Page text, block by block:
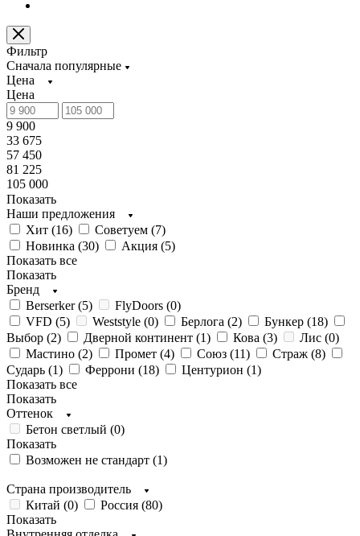
Фильтр
Сначала популярные
Цена
Цена
9 900
33 675
57 450
81 225
105 000
Показать
Наши предложения
Хит (16) Советуем (7)
Новинка (30) Акция (5)
Показать все
Показать
Бренд
Berserker (5) FlyDoors (0)
VFD (5) Weststyle (0) Берлога (2) Бункер (18)
Выбор (2) Дверной континент (1) Кова (3) Лис (0)
Мастино (2) Промет (4) Союз (11) Страж (8)
Сударь (1) Феррони (18) Центурион (1)
Показать все
Показать
Оттенок
Бетон светлый (0)
Показать
Возможен не стандарт (1)
Страна производитель
Китай (0) Россия (80)
Показать